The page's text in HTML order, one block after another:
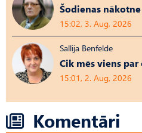
Šodienas
15:02, 3. Aug, 2026
Sallija Benfelde
Cik mēs viens
15:01, 2. Aug, 2026
Komentāri